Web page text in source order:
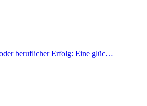
beruflicher Erfolg: Eine glüc…